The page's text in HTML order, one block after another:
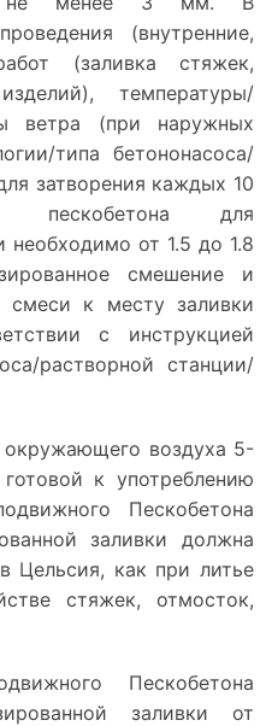
(внутренние,
(заливка стяжек,
температуры/
ветра (при наружных
типа бетононасоса/
затворения каждых 10
пескобетона для
необходимо от 1.5 до 1.8
смешение и
смеси к месту заливки
с инструкцией
растворной станции/
воздуха 5-
к употреблению
Пескобетона
заливки должна
Цельсия, как при литье
стяжек, отмосток,
Пескобетона
заливки от